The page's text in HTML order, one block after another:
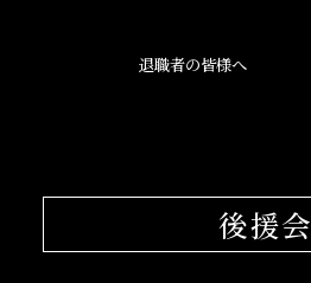
退職者の皆様へ
後援会